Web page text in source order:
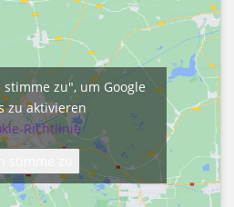
zu", um Google
zu aktivieren
Richtlinie